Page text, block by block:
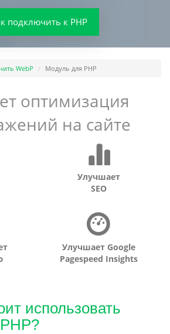
подключить к PHP
WebP Модуль для PHP
оптимизация
на сайте
Улучшает
SEO
Улучшает Google
Pagespeed Insights
использовать